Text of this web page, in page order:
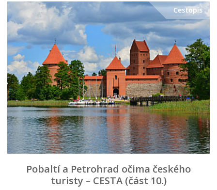
Cestopis
Pobaltí a Petrohrad očima českého
turisty – CESTA (část 10.)